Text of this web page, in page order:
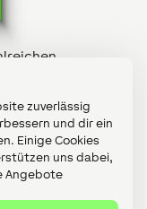
zuverlässig
und dir ein
Einige Cookies
uns dabei,
Angebote
nun noch